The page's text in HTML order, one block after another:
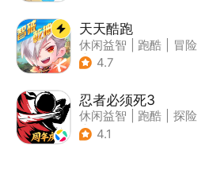
天天酷跑
休闲益智 跑酷
冒险
| 萌系
4.7
忍者必须死3
休闲益智 跑酷
探险
| 和风
4.1